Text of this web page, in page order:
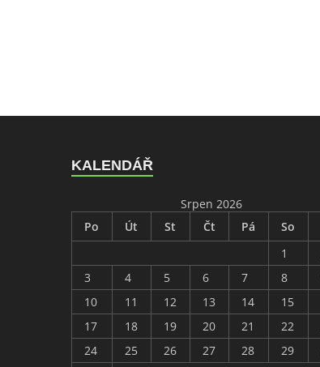
KALENDÁŘ
Srpen 2026
Po
Út St Čt Pá So
1
3
4 5 6 7 8
10
11 12 13 14 15
17
18 19 20 21 22
24
25 26 27 28 29